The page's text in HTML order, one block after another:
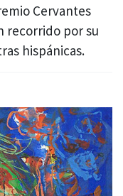
Cervantes
recorrido por su
hispánicas.